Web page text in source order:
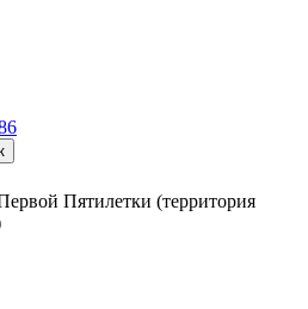
Пятилетки (территория